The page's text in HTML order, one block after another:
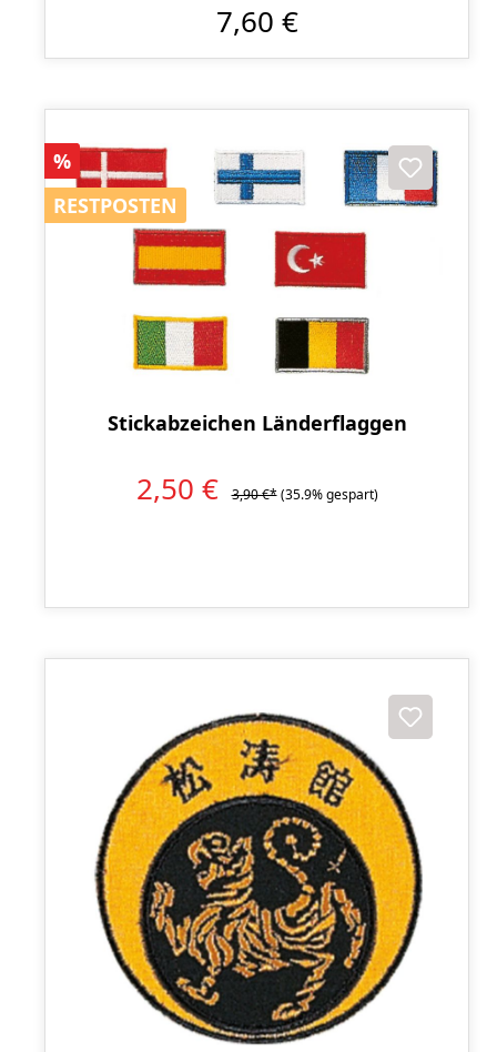
7,60 €
Rabatt
%
RESTPOSTEN
RESTPOSTEN
Stickabzeichen Länderflaggen
2,50 € 3,90 €* (35.9% gespart)